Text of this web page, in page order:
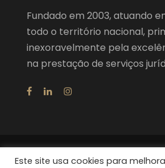
Fundado em 2003, atuando
todo o território nacional,
inexoravelmente pela
na prestação de serviços
Este site usa cookies para